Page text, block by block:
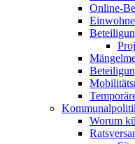
Online-
Worum